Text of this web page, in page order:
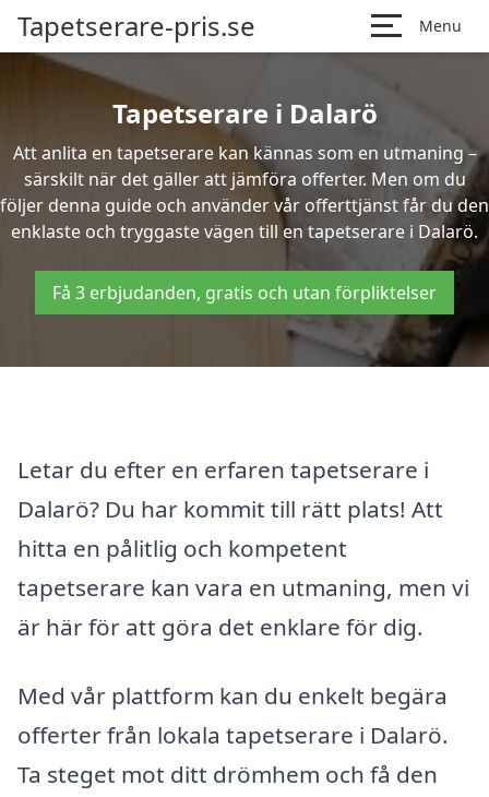
Tapetserare-pris.se Menu
Tapetserare i Dalarö
Att anlita en tapetserare kan kännas som en utmaning –
särskilt när det gäller att jämföra offerter. Men om du
följer denna guide och använder vår offerttjänst får du den
enklaste och tryggaste vägen till en tapetserare i Dalarö.
Få 3 erbjudanden, gratis och utan förpliktelser
Letar du efter en erfaren tapetserare i
Dalarö? Du har kommit till rätt plats! Att
hitta en pålitlig och kompetent
tapetserare kan vara en utmaning, men vi
är här för att göra det enklare för dig.
Med vår plattform kan du enkelt begära
offerter från lokala tapetserare i Dalarö.
Ta steget mot ditt drömhem och få den